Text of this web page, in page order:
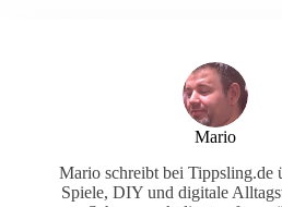
Mario
Mario schreibt bei Tippsling.de
Spiele, DIY und digitale